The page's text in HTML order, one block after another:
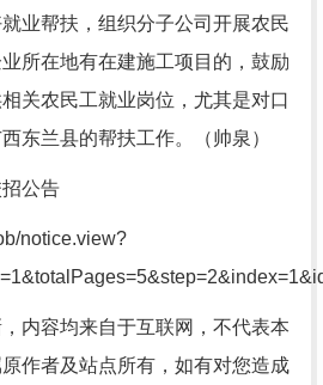
业帮扶，组织分子公司开展农民
所在地有在建施工项目的，鼓励
关农民工就业岗位，尤其是对口
东兰县的帮扶工作。（帅泉）
公告
notice.view?
内容均来自于互联网，不代表本
作者及站点所有，如有对您造成